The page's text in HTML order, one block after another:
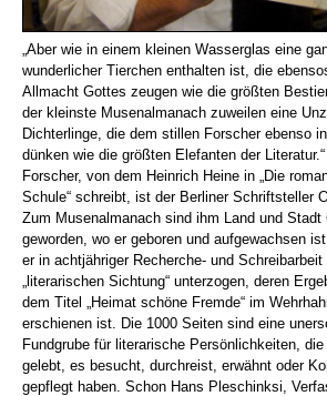
„Aber wie in einem kleinen Wasserglas eine
wunderlicher Tierchen enthalten ist, die
Allmacht Gottes zeugen wie die größten
der kleinste Musenalmanach zuweilen eine
Dichterlinge, die dem stillen Forscher ebenso
dünken wie die größten Elefanten der
Forscher, von dem Heinrich Heine in „Die
Schule“ schreibt, ist der Berliner Schriftsteller
Zum Musenalmanach sind ihm Land und Stadt
geworden, wo er geboren und aufgewachsen
er in achtjähriger Recherche- und Schreibarbeit
„literarischen Sichtung“ unterzogen, deren
dem Titel „Heimat schöne Fremde“ im
erschienen ist. Die 1000 Seiten sind eine
Fundgrube für literarische Persönlichkeiten,
gelebt, es besucht, durchreist, erwähnt oder
gepflegt haben. Schon Hans Pleschinksi,